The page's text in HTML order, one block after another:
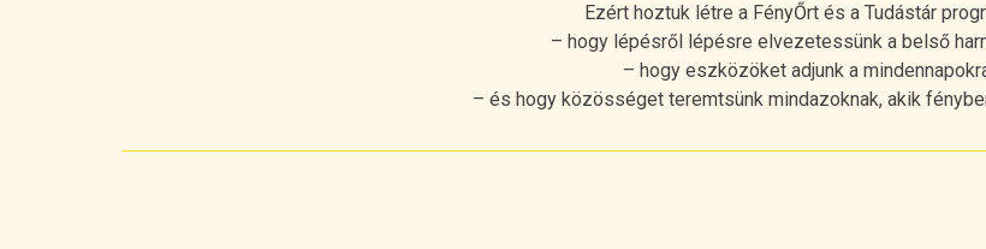
Ezért hoztuk létre a FényŐrt és a Tudástár
– hogy lépésről lépésre elvezetessünk a belső
– hogy eszközöket adjunk a
– és hogy közösséget teremtsünk mindazoknak, akik